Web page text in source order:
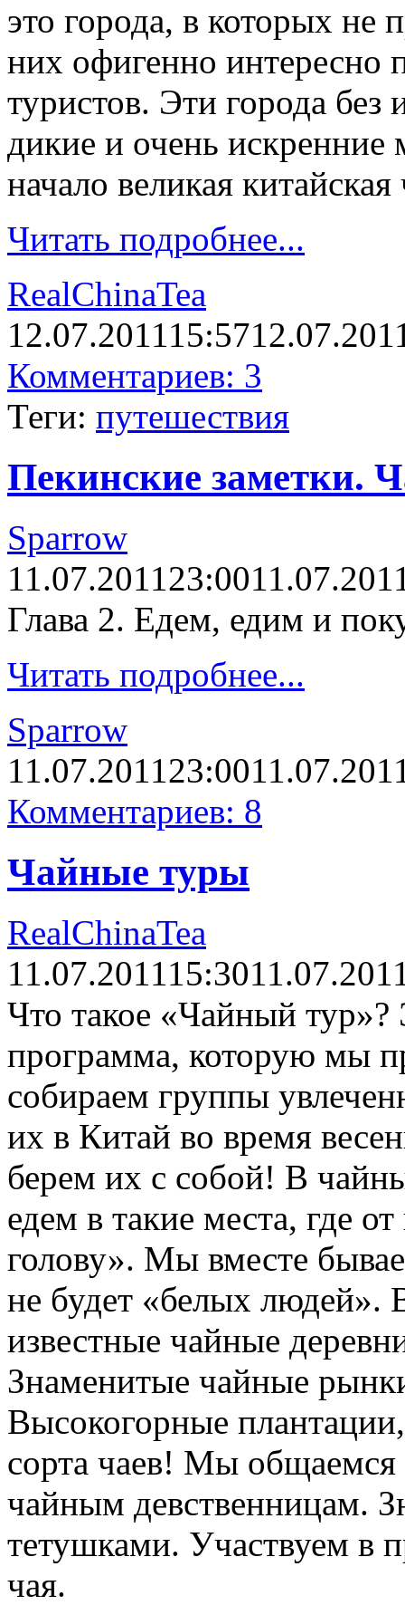
это города, в которых не
них офигенно интересно
туристов. Эти города
дикие и очень искренние
начало великая
Читать подробнее...
RealChinaTea
12.07.201115:57
Комментариев: 3
Теги: путешествия
Пекинские заметки.
Sparrow
11.07.201123:00
Глава 2. Едем, едим и
Читать подробнее...
Sparrow
11.07.201123:00
Комментариев: 8
Чайные туры
RealChinaTea
11.07.201115:30
Что такое «Чайный
программа, которую мы
собираем группы
их в Китай во время
берем их с собой! В
едем в такие места, где
голову». Мы вместе
не будет «белых людей».
известные чайные
Знаменитые чайные
Высокогорные
сорта чаев! Мы
чайным девственницам.
тетушками. Участвуем в
чая.